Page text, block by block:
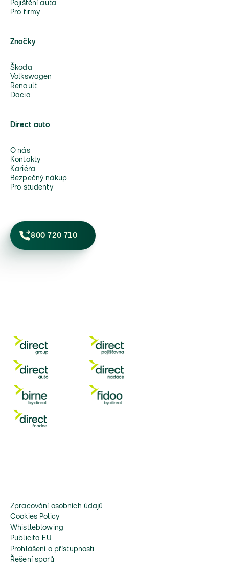
Pojištění auta
Pro firmy
Značky
Škoda
Volkswagen
Renault
Dacia
Direct auto
O nás
Kontakty
Kariéra
Bezpečný nákup
Pro studenty
800 720 710
Zpracování osobních údajů
Cookies Policy
Whistleblowing
Publicita EU
Prohlášení o přístupnosti
Řešení sporů